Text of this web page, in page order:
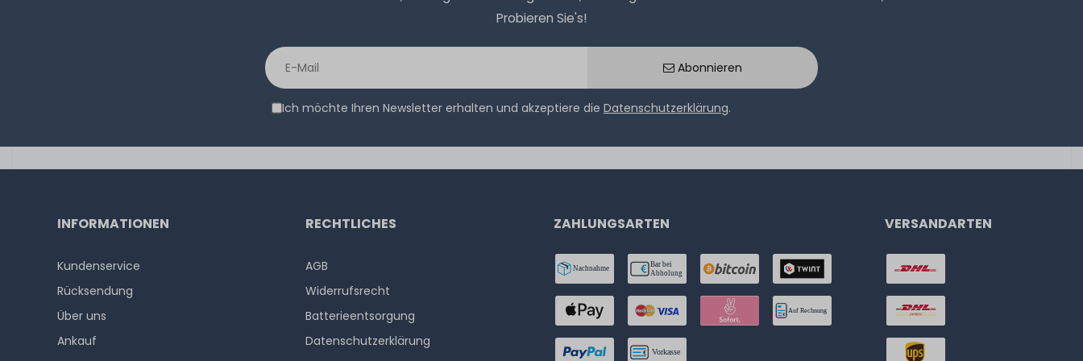
Probieren Sie's!
Abonnieren
Ich möchte Ihren Newsletter erhalten und akzeptiere die Datenschutzerklärung.
INFORMATIONEN
Kundenservice
Rücksendung
Über uns
Ankauf
RECHTLICHES
AGB
Widerrufs­recht
Batterieentsorgung
Datenschutzerklärung
ZAHLUNGSARTEN VERSANDARTEN